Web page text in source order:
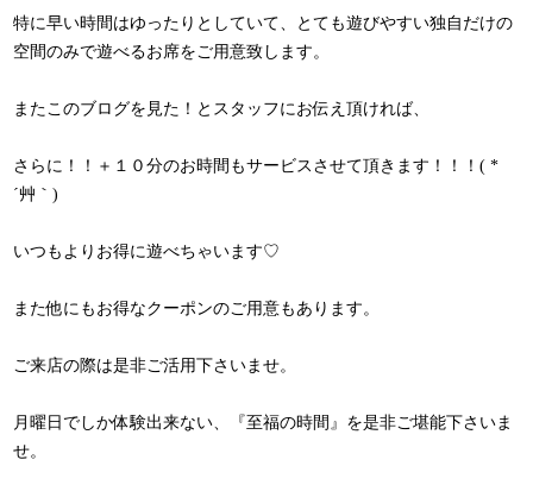
特に早い時間はゆったりとしていて、とても遊びやすい独自だけの
空間のみで遊べるお席をご用意致します。
またこのブログを見た！とスタッフにお伝え頂ければ、
さらに！！＋１０分のお時間もサービスさせて頂きます！！！( *
´艸｀)
いつもよりお得に遊べちゃいます♡
また他にもお得なクーポンのご用意もあります。
ご来店の際は是非ご活用下さいませ。
月曜日でしか体験出来ない、『至福の時間』を是非ご堪能下さいま
せ。